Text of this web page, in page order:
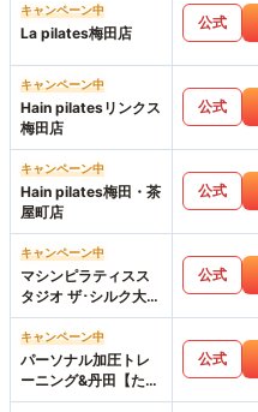
キャンペーン中
La pilates梅田店
公式
キャンペーン中
Hain pilatesリンクス
梅田店
公式
キャンペーン中
Hain pilates梅田・茶
屋町店
公式
キャンペーン中
マシンピラティスス
タジオ ザ･シルク大阪
梅田店
公式
キャンペーン中
パーソナル加圧トレ
ーニング&丹田【たん
でん】波動整体スタ
公式